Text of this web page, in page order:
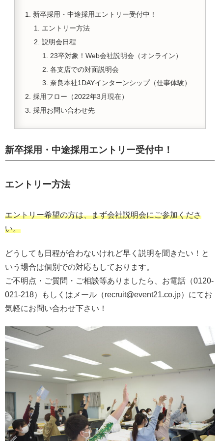
新卒採用・中途採用エントリー受付中！
エントリー方法
説明会日程
23卒対象！Web会社説明会（オンライン）
各支店での対面説明会
奈良本社1DAYインターンシップ（仕事体験）
採用フロー（2022年3月現在）
採用お問い合わせ先
新卒採用・中途採用エントリー受付中！
エントリー方法
エントリー希望の方は、まず会社説明会にご参加くださ
い。
どうしても日程が合わないけれど早く説明を聞きたい！と
いう場合は個別での対応もしております。
ご不明点・ご質問・ご相談等ありましたら、お電話（0120-
021-218）もしくはメール（recruit@event21.co.jp）にてお
気軽にお問い合わせ下さい！